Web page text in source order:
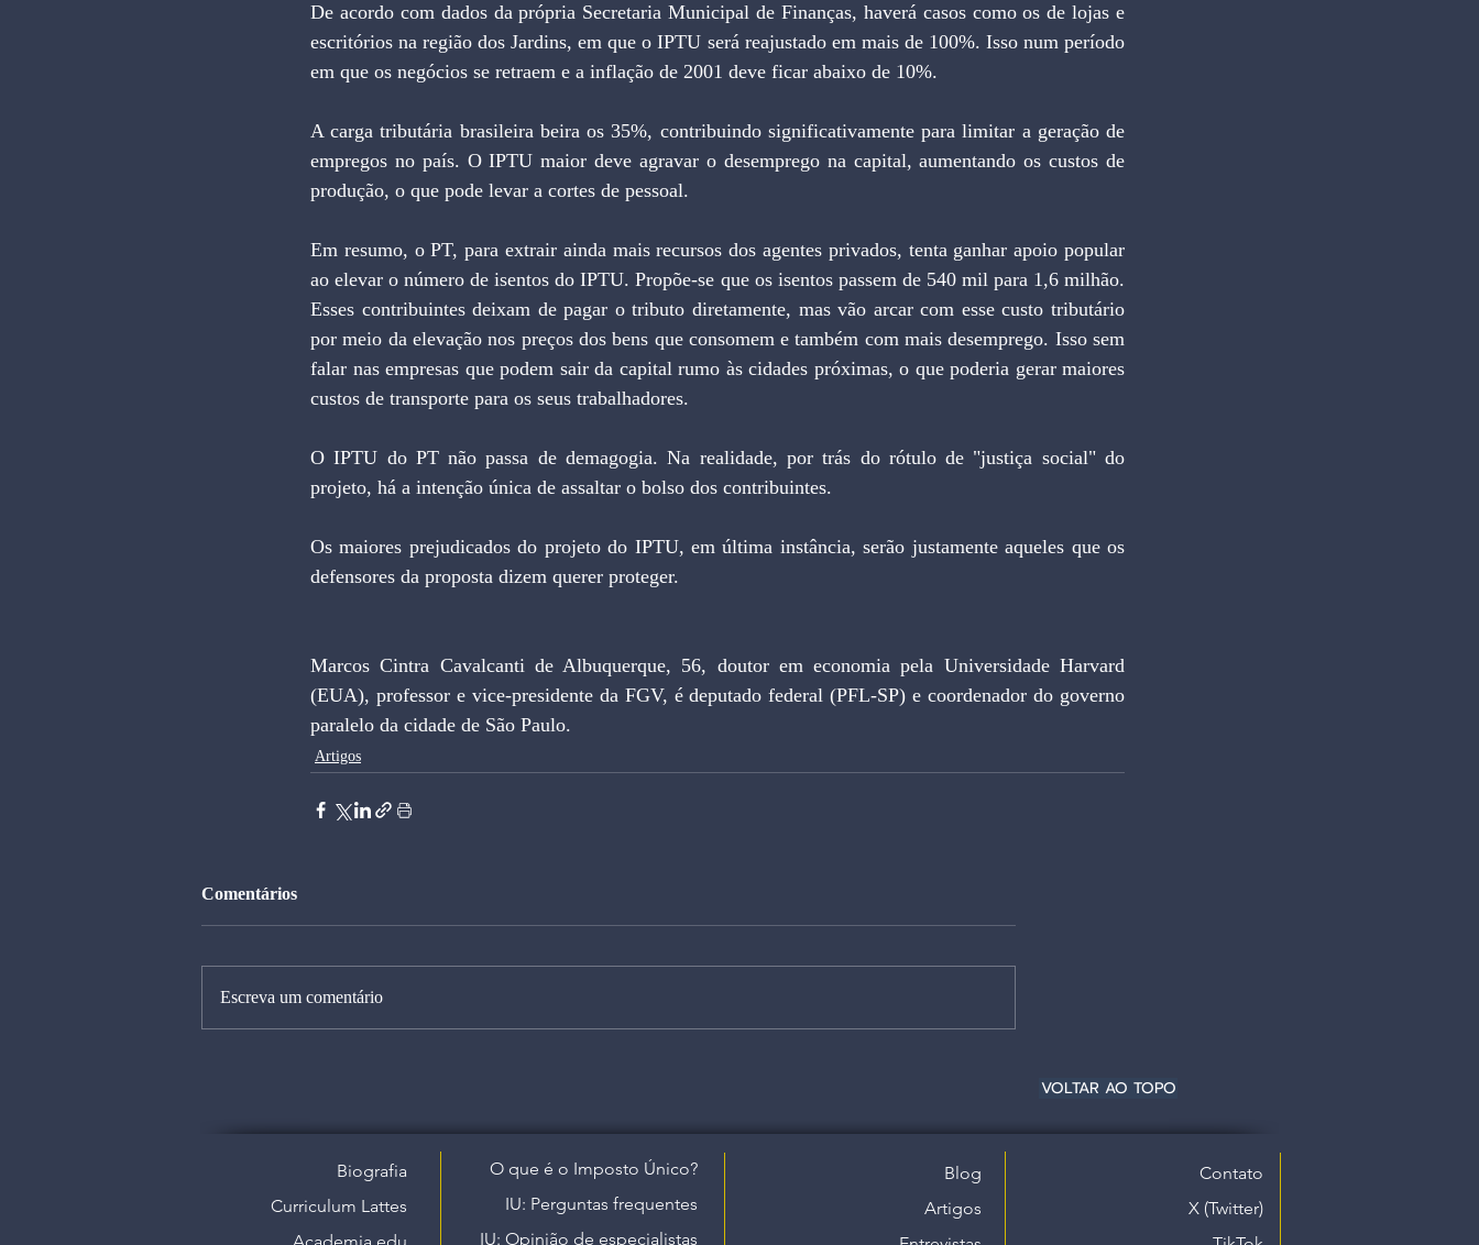
De acordo com dados da própria Secretaria Municipal de Finanças, haverá casos como os de lojas e
escritórios na região dos Jardins, em que o IPTU será reajustado em mais de 100%. Isso num período
em que os negócios se retraem e a inflação de 2001 deve ficar abaixo de 10%.
A carga tributária brasileira beira os 35%, contribuindo significativamente para limitar a geração de
empregos no país. O IPTU maior deve agravar o desemprego na capital, aumentando os custos de
produção, o que pode levar a cortes de pessoal.
Em resumo, o PT, para extrair ainda mais recursos dos agentes privados, tenta ganhar apoio popular
ao elevar o número de isentos do IPTU. Propõe-se que os isentos passem de 540 mil para 1,6 milhão.
Esses contribuintes deixam de pagar o tributo diretamente, mas vão arcar com esse custo tributário
por meio da elevação nos preços dos bens que consomem e também com mais desemprego. Isso sem
falar nas empresas que podem sair da capital rumo às cidades próximas, o que poderia gerar maiores
custos de transporte para os seus trabalhadores.
O IPTU do PT não passa de demagogia. Na realidade, por trás do rótulo de "justiça social" do
projeto, há a intenção única de assaltar o bolso dos contribuintes.
Os maiores prejudicados do projeto do IPTU, em última instância, serão justamente aqueles que os
defensores da proposta dizem querer proteger.
Marcos Cintra Cavalcanti de Albuquerque, 56, doutor em economia pela Universidade Harvard
(EUA), professor e vice-presidente da FGV, é deputado federal (PFL-SP) e coordenador do governo
paralelo da cidade de São Paulo.
Artigos
Comentários
Escreva um comentário
VOLTAR AO TOPO
Biografia
Curriculum Lattes
O que é o Imposto Único?
IU: Perguntas frequentes
IU: Opinião de especialistas
Blog
Artigos
Contato
X (Twitter)